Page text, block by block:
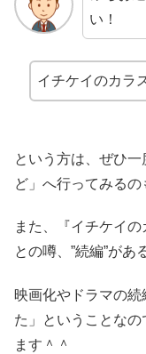
い！
イチケイのカラ
という方は、ぜひ
ど」へ行ってみる
また、『イチケイの
との噂、”続編”があ
映画化やドラマの
た」ということな
ます＾＾